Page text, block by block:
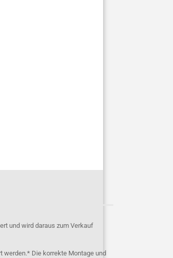
und wird daraus zum Verkauf
Die korrekte Montage und